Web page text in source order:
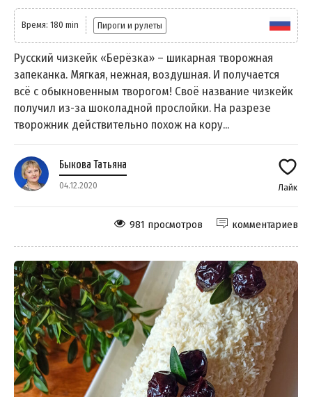
Время: 180 min Пироги и рулеты
Русский чизкейк «Берёзка» – шикарная творожная
запеканка. Мягкая, нежная, воздушная. И получается
всё с обыкновенным творогом! Своё название чизкейк
получил из-за шоколадной прослойки. На разрезе
творожник действительно похож на кору...
Быкова Татьяна
04.12.2020 Лайк
комментариев
981 просмотров